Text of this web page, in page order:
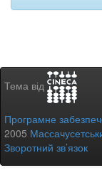
Тема від
Програмне
2005
Зворотний зв’язок